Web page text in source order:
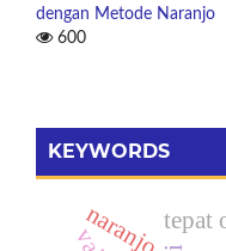
dengan Metode Naranjo
600
KEYWORDS
tepat
naranjo